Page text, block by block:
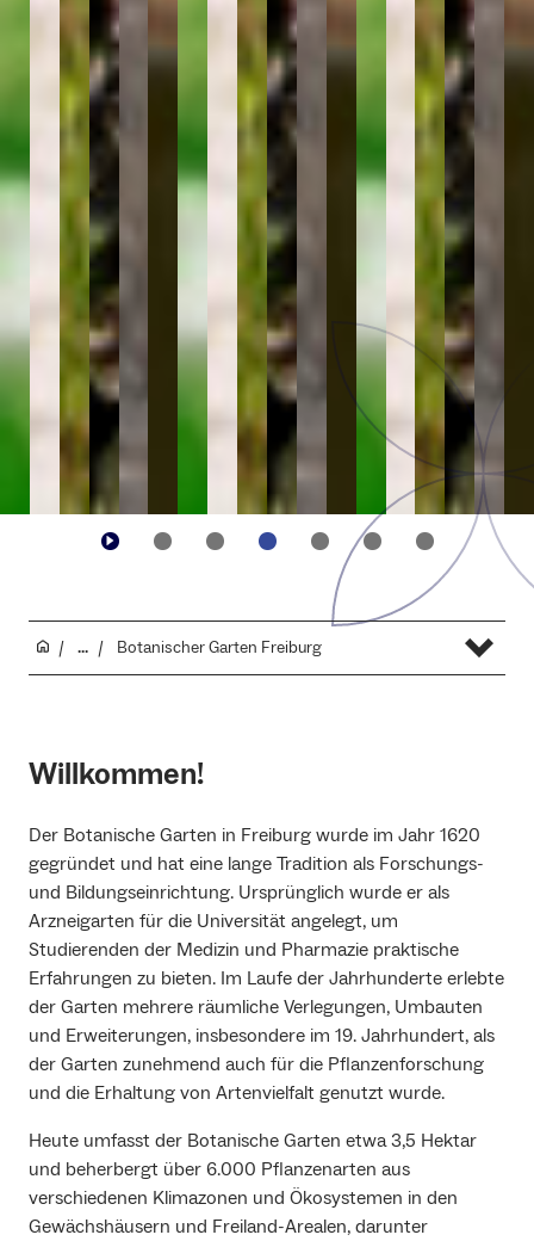
... Botanischer Garten Freiburg
Willkommen!
Der Botanische Garten in Freiburg wurde im Jahr 1620
gegründet und hat eine lange Tradition als Forschungs-
und Bildungseinrichtung. Ursprünglich wurde er als
Arzneigarten für die Universität angelegt, um
Studierenden der Medizin und Pharmazie praktische
Erfahrungen zu bieten. Im Laufe der Jahrhunderte erlebte
der Garten mehrere räumliche Verlegungen, Umbauten
und Erweiterungen, insbesondere im 19. Jahrhundert, als
der Garten zunehmend auch für die Pflanzenforschung
und die Erhaltung von Artenvielfalt genutzt wurde.
Heute umfasst der Botanische Garten etwa 3,5 Hektar
und beherbergt über 6.000 Pflanzenarten aus
verschiedenen Klimazonen und Ökosystemen in den
Gewächshäusern und Freiland-Arealen, darunter